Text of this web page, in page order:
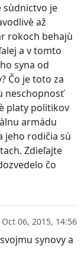
sùdnictvo je
až
rokoch behajù
a v tomto
syna od
Čo je toto za
neschopnosť
platy politikov
armádu
jeho rodičia sù
Zdieľajte
čo
Oct 06, 2015, 14:56
synovy a